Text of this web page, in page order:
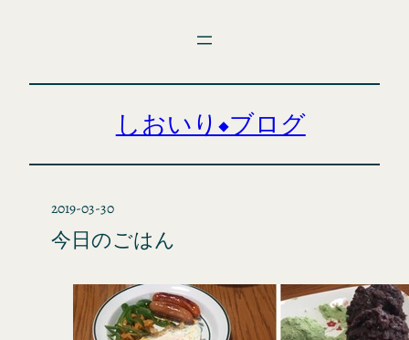
しおいり◆ブログ
2019-03-30
今日のごはん